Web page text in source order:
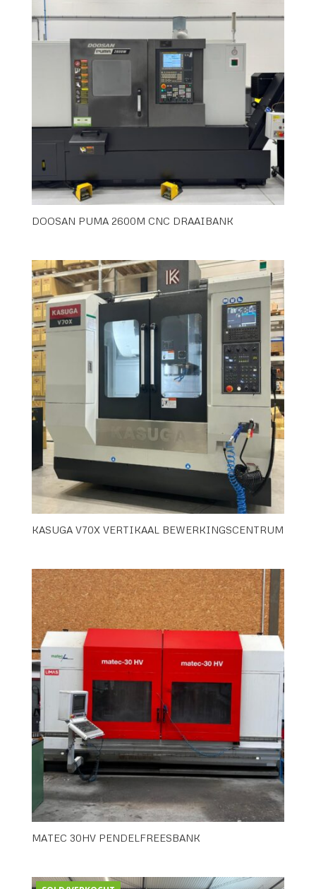
DOOSAN PUMA 2600M CNC DRAAIBANK
KASUGA V70X VERTIKAAL BEWERKINGSCENTRUM
MATEC 30HV PENDELFREESBANK